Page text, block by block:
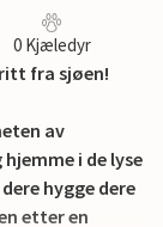
0 Kjæledyr
fra sjøen!
av
i de lyse
hygge dere
etter en